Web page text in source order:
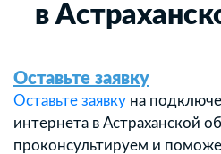
в
Оставьте заявку
Оставьте заявку на
интернета в Астраханской
проконсультируем и